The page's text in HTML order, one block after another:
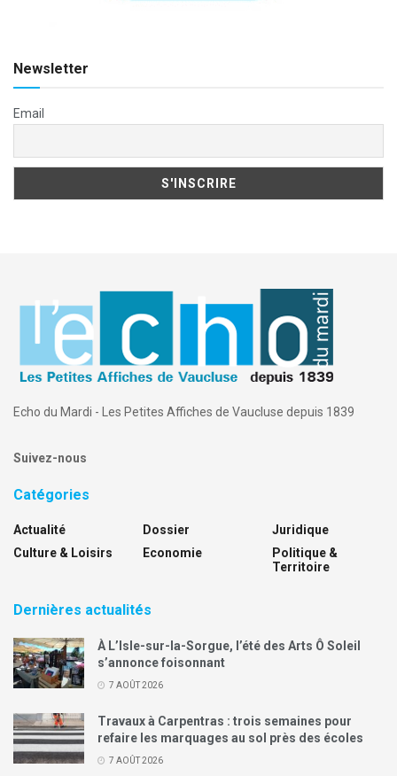
Newsletter
Email
Echo du Mardi - Les Petites Affiches de Vaucluse depuis 1839
Suivez-nous
Catégories
Actualité
Culture & Loisirs
Dossier
Economie
Juridique
Politique &
Territoire
Dernières actualités
À L’Isle-sur-la-Sorgue, l’été des Arts Ô Soleil
s’annonce foisonnant
7 AOÛT 2026
Travaux à Carpentras : trois semaines pour
refaire les marquages au sol près des écoles
7 AOÛT 2026